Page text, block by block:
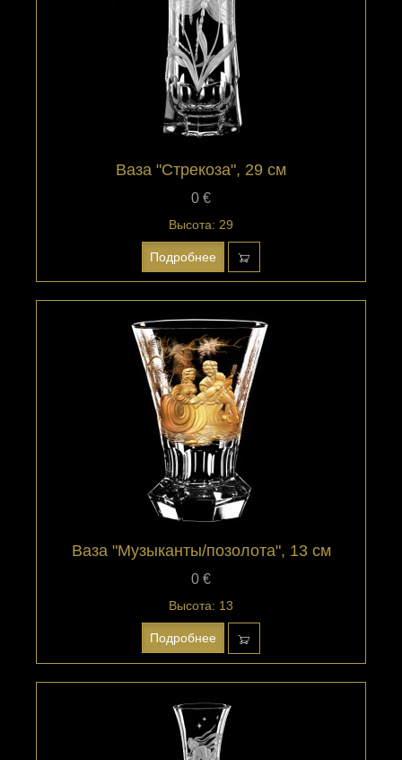
Ваза "Стрекоза", 29 см
0 €
Высота: 29
Подробнее
Ваза "Музыканты/позолота", 13 см
0 €
Высота: 13
Подробнее